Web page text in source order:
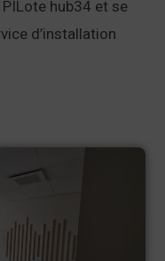
hub34 et se
d’installation